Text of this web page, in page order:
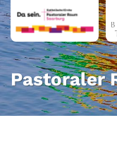
Zum Inhalt springen
Pastoraler